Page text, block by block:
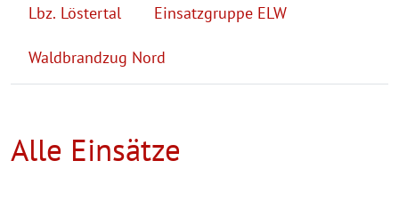
Lbz. Löstertal Einsatzgruppe ELW
Waldbrandzug Nord
Alle Einsätze